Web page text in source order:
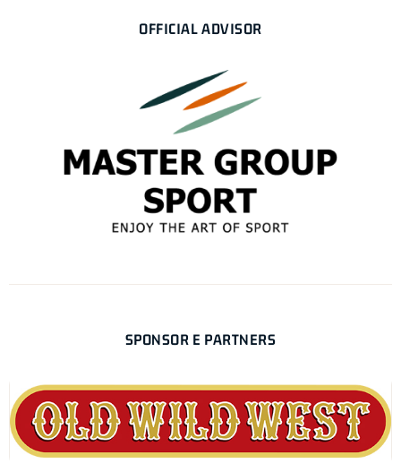
OFFICIAL ADVISOR
SPONSOR E PARTNERS